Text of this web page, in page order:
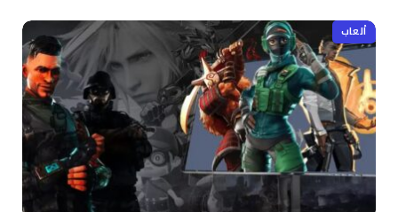
ألعاب